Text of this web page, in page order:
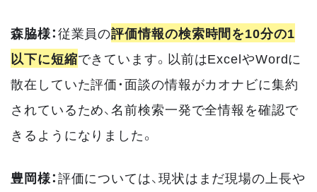
森脇様：従業員の評価情報の検索時間を10分の1
以下に短縮できています。以前はExcelやWordに
散在していた評価・面談の情報がカオナビに集約
されているため、名前検索一発で全情報を確認で
きるようになりました。
豊岡様：評価については、現状はまだ現場の上長や